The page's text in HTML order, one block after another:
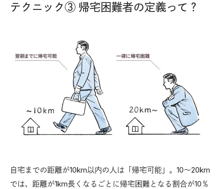
テクニック③ 帰宅困難者の定義って？
自宅までの距離が10km以内の人は「帰宅可能」。10〜20km
では、距離が1km長くなるごとに帰宅困難となる割合が10％